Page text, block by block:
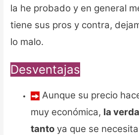
la he probado y en general
tiene sus pros y contra,
lo malo.
Desventajas
Aunque su precio
muy económica, la
tanto ya que se